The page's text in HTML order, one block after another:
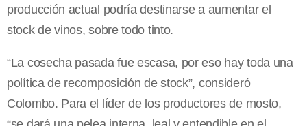
producción actual podría destinarse a aumentar el
stock de vinos, sobre todo tinto.
“La cosecha pasada fue escasa, por eso hay toda una
política de recomposición de stock”, consideró
Colombo. Para el líder de los productores de mosto,